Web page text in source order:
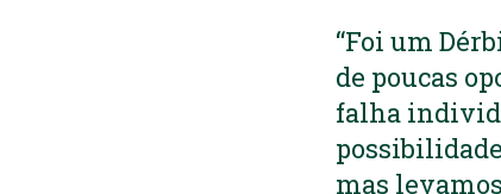
“Foi um
de poucas
falha
mas